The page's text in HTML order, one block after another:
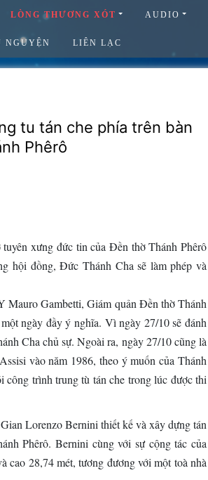
LÒNG THƯƠNG XÓT AUDIO
NGUYỆN LIÊN LẠC
tu tán che phía trên bàn
Phêrô
xưng đức tin của Đền thờ Thánh Phêrô
hội đồng, Đức Thánh Cha sẽ làm phép và
Mauro Gambetti, Giám quản Đền thờ Thánh
ngày đầy ý nghĩa. Vì ngày 27/10 sẽ đánh
Cha chủ sự. Ngoài ra, ngày 27/10 cũng là
vào năm 1986, theo ý muốn của Thánh
trình trung tù tán che trong lúc được thi
Lorenzo Bernini thiết kế và xây dựng tán
Phêrô. Bernini cùng với sự cộng tác của
cao 28,74 mét, tương đương với một toà nhà